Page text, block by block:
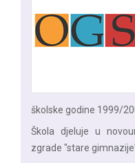
školske godine 1999/
Škola djeluje u
zgrade "stare